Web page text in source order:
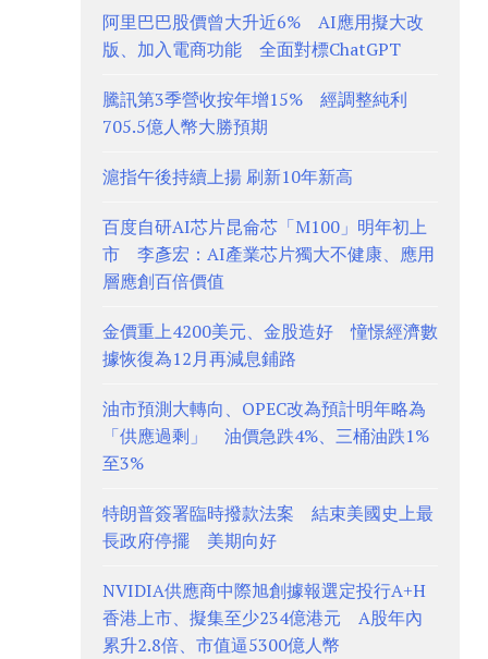
阿里巴巴股價曾大升近6% AI應用擬大改
版、加入電商功能 全面對標ChatGPT
騰訊第3季營收按年增15% 經調整純利
705.5億人幣大勝預期
滬指午後持續上揚 刷新10年新高
百度自研AI芯片昆侖芯「M100」明年初上
市 李彥宏：AI產業芯片獨大不健康、應用
層應創百倍價值
金價重上4200美元、金股造好 憧憬經濟數
據恢復為12月再減息鋪路
油市預測大轉向、OPEC改為預計明年略為
「供應過剩」 油價急跌4%、三桶油跌1%
至3%
特朗普簽署臨時撥款法案 結束美國史上最
長政府停擺 美期向好
NVIDIA供應商中際旭創據報選定投行A+H
香港上市、擬集至少234億港元 A股年內
累升2.8倍、市值逼5300億人幣